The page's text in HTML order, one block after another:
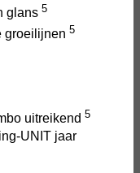
glans 5
groeilijnen 5
uitreikend 5
UNIT jaar